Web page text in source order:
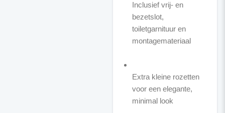
Inclusief vrij- en
bezetslot,
toiletgarnituur en
montagemateriaal
Extra kleine rozetten
voor een elegante,
minimal look